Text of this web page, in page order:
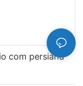
com persiana